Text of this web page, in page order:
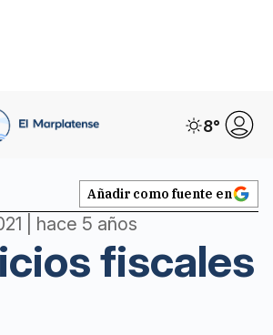
8°
Añadir como fuente en
| hace 5 años
fiscales